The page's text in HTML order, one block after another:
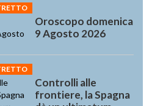
Oroscopo domenica
9 Agosto 2026
Controlli alle
frontiere, la Spagna